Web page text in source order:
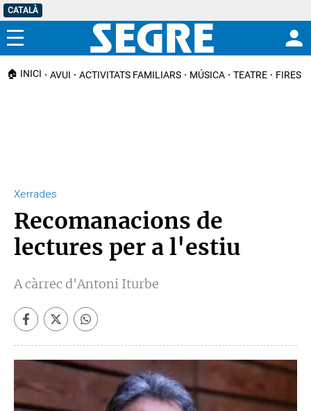
CATALÀ
Menú
🏠 INICI AVUI ACTIVITATS FAMILIARS MÚSICA TEATRE FIRES I
Xerrades
Recomanacions de
lectures per a l'estiu
A càrrec d'Antoni Iturbe